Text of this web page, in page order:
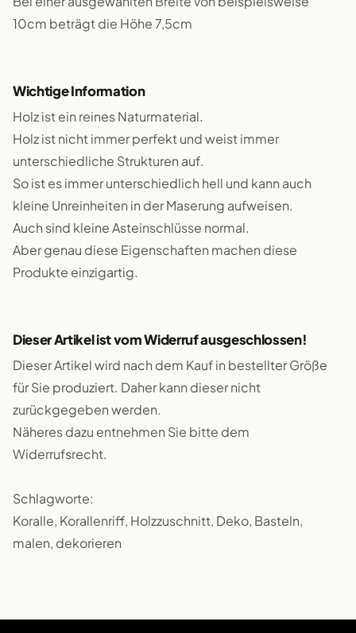
10cm beträgt die Höhe 7,5cm
Wichtige Information
Holz ist ein reines Naturmaterial.
Holz ist nicht immer perfekt und weist immer
unterschiedliche Strukturen auf.
So ist es immer unterschiedlich hell und kann auch
kleine Unreinheiten in der Maserung aufweisen.
Auch sind kleine Asteinschlüsse normal.
Aber genau diese Eigenschaften machen diese
Produkte einzigartig.
Dieser Artikel ist vom Widerruf ausgeschlossen!
Dieser Artikel wird nach dem Kauf in bestellter Größe
für Sie produziert. Daher kann dieser nicht
zurückgegeben werden.
Näheres dazu entnehmen Sie bitte dem
Widerrufsrecht.
Schlagworte:
Koralle, Korallenriff, Holzzuschnitt, Deko, Basteln,
malen, dekorieren